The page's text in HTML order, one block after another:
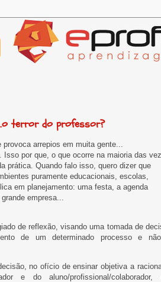
terror do professor?
arrepios em muita gente...
Isso por que, o que ocorre na maioria das
prática. Quando falo isso, quero dizer que
puramente educacionais, escolas,
em planejamento: uma festa, a agenda
empresa...
de reflexão, visando uma tomada de
de um determinado processo e
no ofício de ensinar objetiva a
e do aluno/profissional/